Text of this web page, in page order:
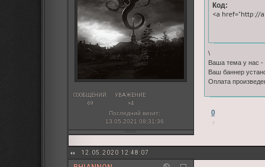
СООБЩЕНИЙ:
69
УВАЖЕНИЕ:
+4
Последний визит:
13.05.2021 08:31:36
Код:
<a href="http://
\
Ваша тема у нас -
Ваш баннер
Оплата
0
12.05.2020 12:48:07